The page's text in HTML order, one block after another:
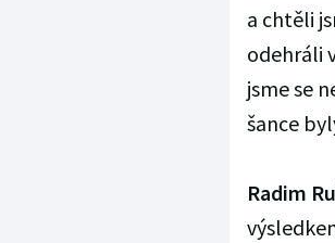
a chtěli
odehráli
jsme se
šance
Radim